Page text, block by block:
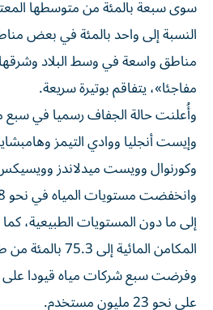
النسبة إلى واحد بالمئة في ⁠بعض
مناطق واسعة في وسط البلاد
مفاجئا»، يتفاقم بوتيرة سريعة.
وأُعلنت حالة الجفاف رسميا في سبع
وإيست أنجليا ووادي التيمز
وكورنوال وويست ميدلاندز
إلى ما دون المستويات الطبيعية،
المكامن المائية إلى
وفرضت سبع شركات مياه قيودا على
على ‌نحو 23 مليون مستخدم.